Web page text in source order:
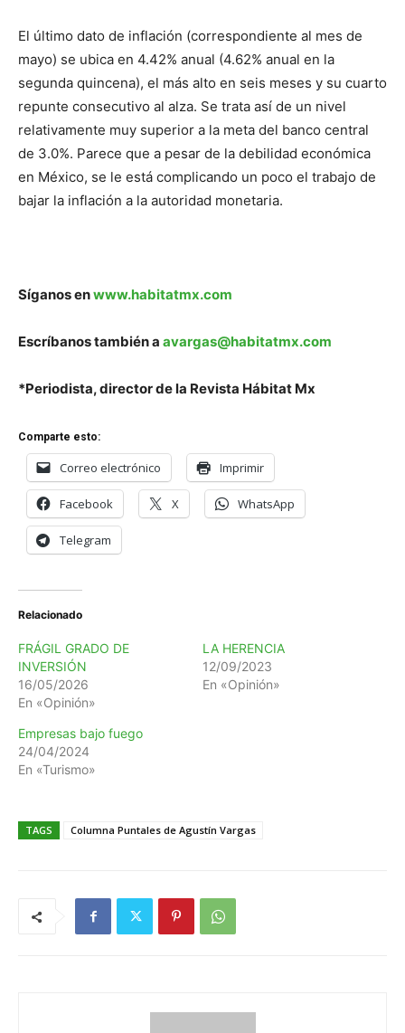
El último dato de inflación (correspondiente al mes de
mayo) se ubica en 4.42% anual (4.62% anual en la
segunda quincena), el más alto en seis meses y su cuarto
repunte consecutivo al alza. Se trata así de un nivel
relativamente muy superior a la meta del banco central
de 3.0%. Parece que a pesar de la debilidad económica
en México, se le está complicando un poco el trabajo de
bajar la inflación a la autoridad monetaria.
Síganos enwww.habitatmx.com
Escríbanos también a avargas@habitatmx.com
*Periodista, director de la Revista Hábitat Mx
Comparte esto:
Correo electrónico Imprimir
Facebook X WhatsApp
Telegram
Relacionado
FRÁGIL GRADO DE
INVERSIÓN
16/05/2026
En «Opinión»
LA HERENCIA
12/09/2023
En «Opinión»
Empresas bajo fuego
24/04/2024
En «Turismo»
TAGS Columna Puntales de Agustín Vargas